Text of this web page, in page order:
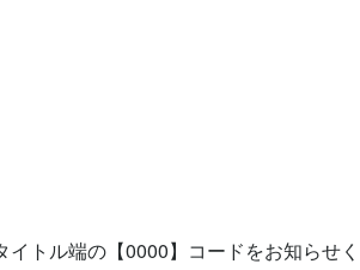
イトル端の【0000】コードをお知らせ